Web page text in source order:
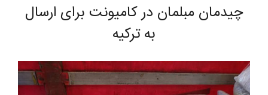
چیدمان مبلمان در کامیونت برای ارسال
به ترکیه